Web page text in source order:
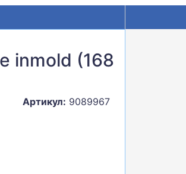
inmold (168
Артикул: 9089967